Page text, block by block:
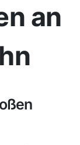
an